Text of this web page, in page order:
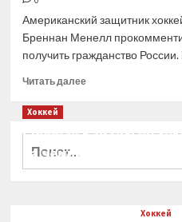
Американский защитник
Бреннан Менелл
получить гражданство
Читать далееПрочитать
прокомментировал
гражданство
Хоккей
Сборная Канады по
на чемпионат мира
Хоккей